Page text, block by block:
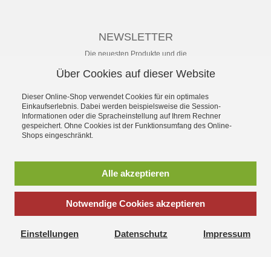
NEWSLETTER
Die neuesten Produkte und die
Ihr nichts mehr verpasst.
Abonnieren
Versandkosten** unverbindliche Preisempfehlung
des Herstellers
SchuhWolf - das Erlebnis-Schuhhaus für die ganze Familie.
lieferbaren aktuellen Modellen vieler Hersteller und persönlichem
Über Cookies auf dieser Website
Dieser Online-Shop verwendet Cookies für ein optimales
Einkaufserlebnis. Dabei werden beispielsweise die Session-
Informationen oder die Spracheinstellung auf Ihrem Rechner
gespeichert. Ohne Cookies ist der Funktionsumfang des Online-
Shops eingeschränkt.
Alle akzeptieren
Notwendige Cookies akzeptieren
Einstellungen Datenschutz Impressum